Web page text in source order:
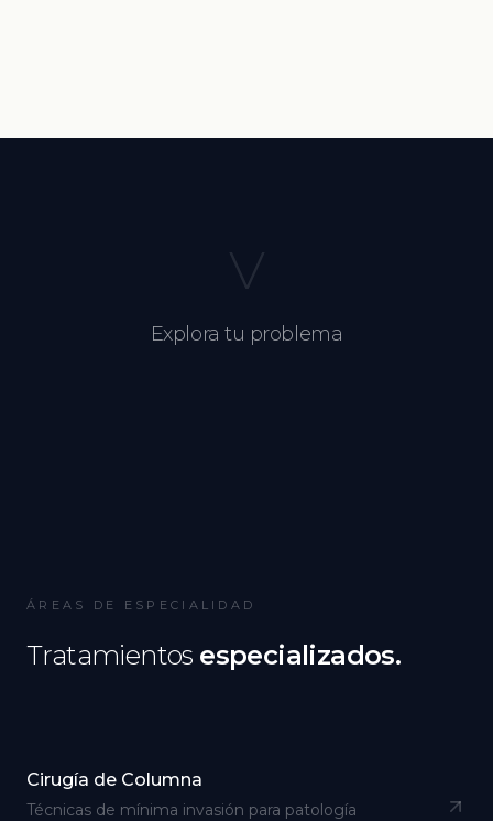
V
Explora tu problema
ÁREAS DE ESPECIALIDAD
Tratamientos especializados.
Cirugía de Columna
Técnicas de mínima invasión para patología